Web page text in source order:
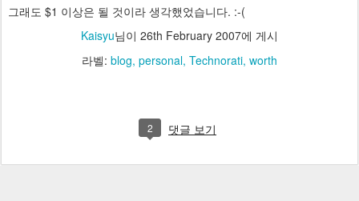
그래도 $1 이상은 될 것이라 생각했었습니다. :-(
Kaisyu님이 26th February 2007에 게시
라벨: blog personal Technorati worth
2 댓글 보기